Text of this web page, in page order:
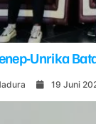
Unrika
19 Juni